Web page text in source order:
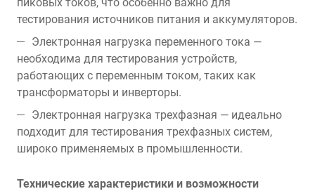
тестирования источников питания и аккумуляторов.
Электронная нагрузка переменного тока —
необходима для тестирования устройств,
работающих с переменным током, таких как
трансформаторы и инверторы.
Электронная нагрузка трехфазная — идеально
подходит для тестирования трехфазных систем,
широко применяемых в промышленности.
Технические характеристики и возможности